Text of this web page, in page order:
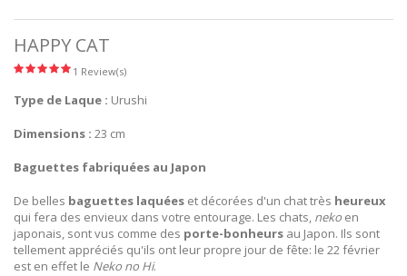
HAPPY CAT
1 Review(s)
Type de Laque : Urushi
Dimensions : 23 cm
Baguettes fabriquées au Japon
De belles baguettes laquées et décorées d'un chat très heureux
qui fera des envieux dans votre entourage. Les chats, neko en
japonais, sont vus comme des porte-bonheurs au Japon. Ils sont
tellement appréciés qu'ils ont leur propre jour de fête: le 22 février
est en effet le Neko no Hi.